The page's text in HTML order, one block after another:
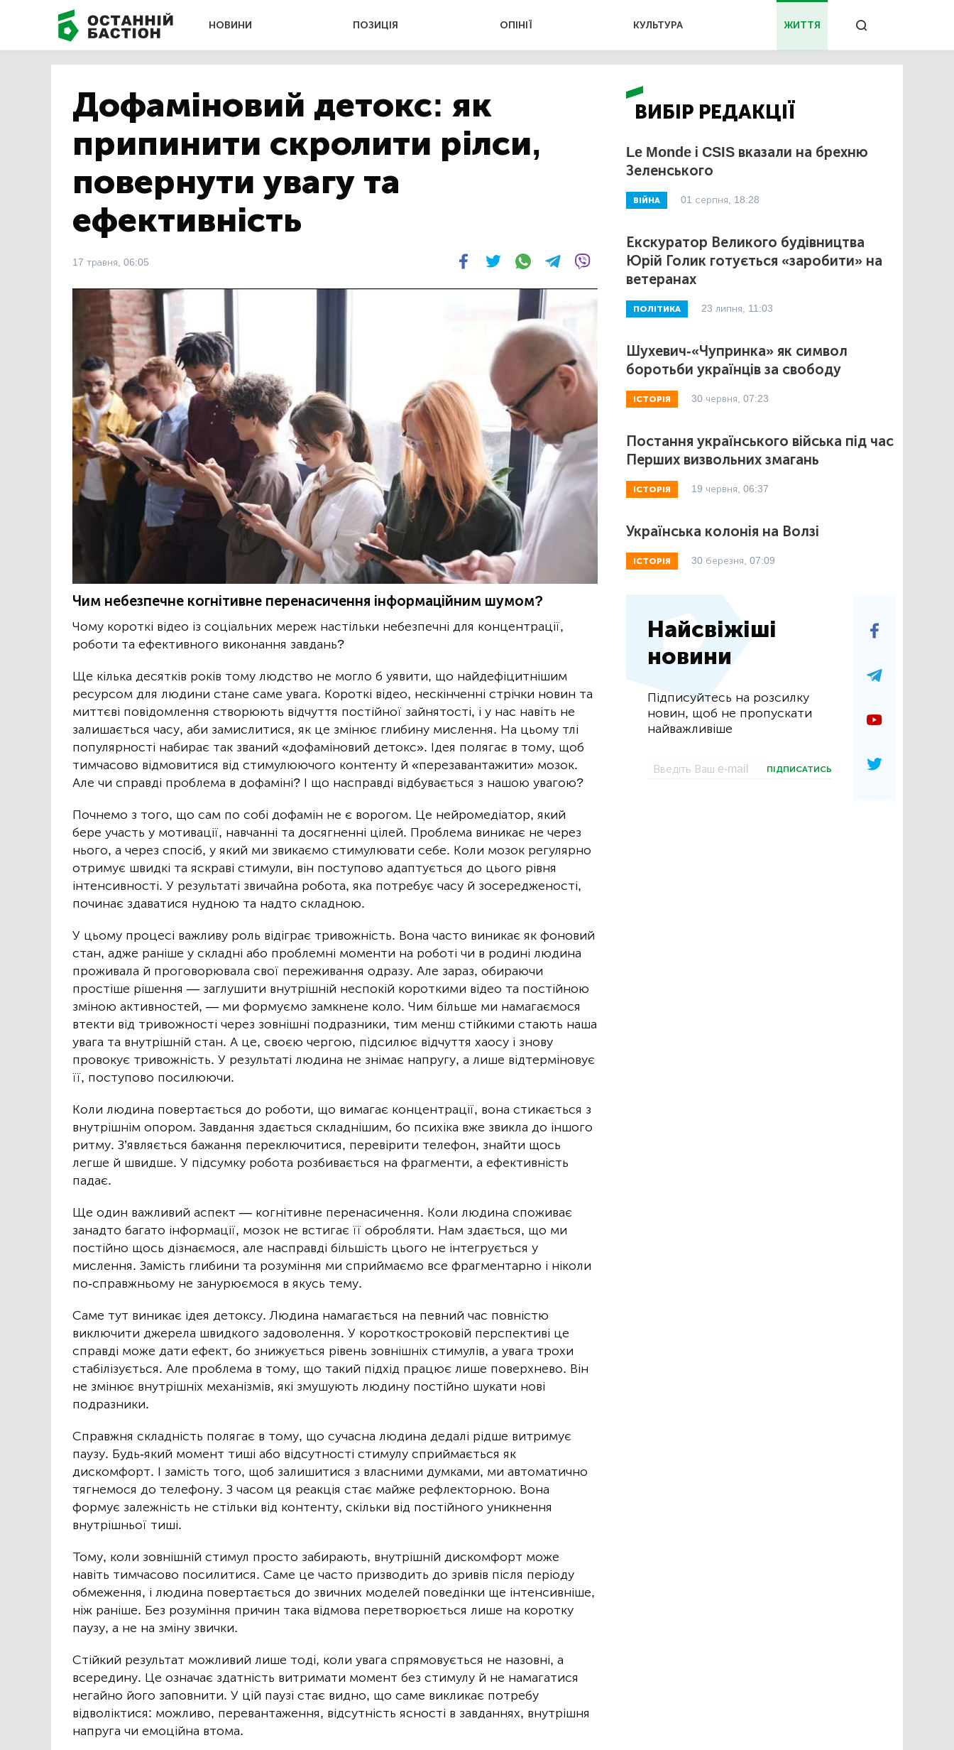
НОВИНИ ПОЗИЦІЯ ОПІНІЇ КУЛЬТУРА ЖИТТЯ
Дофаміновий детокс: як
припинити скролити рілси,
повернути увагу та
ефективність
17 травня, 06:05
Чим небезпечне когнітивне перенасичення інформаційним шумом?
Чому короткі відео із соціальних мереж настільки небезпечні для концентрації,
роботи та ефективного виконання завдань?
Ще кілька десятків років тому людство не могло б уявити, що найдефіцитнішим
ресурсом для людини стане саме увага. Короткі відео, нескінченні стрічки новин та
миттєві повідомлення створюють відчуття постійної зайнятості, і у нас навіть не
залишається часу, аби замислитися, як це змінює глибину мислення. На цьому тлі
популярності набирає так званий «дофаміновий детокс». Ідея полягає в тому, щоб
тимчасово відмовитися від стимулюючого контенту й «перезавантажити» мозок.
Але чи справді проблема в дофаміні? І що насправді відбувається з нашою увагою?
Почнемо з того, що сам по собі дофамін не є ворогом. Це нейромедіатор, який
бере участь у мотивації, навчанні та досягненні цілей. Проблема виникає не через
нього, а через спосіб, у який ми звикаємо стимулювати себе. Коли мозок регулярно
отримує швидкі та яскраві стимули, він поступово адаптується до цього рівня
інтенсивності. У результаті звичайна робота, яка потребує часу й зосередженості,
починає здаватися нудною та надто складною.
У цьому процесі важливу роль відіграє тривожність. Вона часто виникає як фоновий
стан, адже раніше у складні або проблемні моменти на роботі чи в родині людина
проживала й проговорювала свої переживання одразу. Але зараз, обираючи
простіше рішення — заглушити внутрішній неспокій короткими відео та постійною
зміною активностей, — ми формуємо замкнене коло. Чим більше ми намагаємося
втекти від тривожності через зовнішні подразники, тим менш стійкими стають наша
увага та внутрішній стан. А це, своєю чергою, підсилює відчуття хаосу і знову
провокує тривожність. У результаті людина не знімає напругу, а лише відтерміновує
її, поступово посилюючи.
Коли людина повертається до роботи, що вимагає концентрації, вона стикається з
внутрішнім опором. Завдання здається складнішим, бо психіка вже звикла до іншого
ритму. З’являється бажання переключитися, перевірити телефон, знайти щось
легше й швидше. У підсумку робота розбивається на фрагменти, а ефективність
падає.
Ще один важливий аспект — когнітивне перенасичення. Коли людина споживає
занадто багато інформації, мозок не встигає її обробляти. Нам здається, що ми
постійно щось дізнаємося, але насправді більшість цього не інтегрується у
мислення. Замість глибини та розуміння ми сприймаємо все фрагментарно і ніколи
по-справжньому не занурюємося в якусь тему.
Саме тут виникає ідея детоксу. Людина намагається на певний час повністю
виключити джерела швидкого задоволення. У короткостроковій перспективі це
справді може дати ефект, бо знижується рівень зовнішніх стимулів, а увага трохи
стабілізується. Але проблема в тому, що такий підхід працює лише поверхнево. Він
не змінює внутрішніх механізмів, які змушують людину постійно шукати нові
подразники.
Справжня складність полягає в тому, що сучасна людина дедалі рідше витримує
паузу. Будь-який момент тиші або відсутності стимулу сприймається як
дискомфорт. І замість того, щоб залишитися з власними думками, ми автоматично
тягнемося до телефону. З часом ця реакція стає майже рефлекторною. Вона
формує залежність не стільки від контенту, скільки від постійного уникнення
внутрішньої тиші.
Тому, коли зовнішній стимул просто забирають, внутрішній дискомфорт може
навіть тимчасово посилитися. Саме це часто призводить до зривів після періоду
обмеження, і людина повертається до звичних моделей поведінки ще інтенсивніше,
ніж раніше. Без розуміння причин така відмова перетворюється лише на коротку
паузу, а не на зміну звички.
Стійкий результат можливий лише тоді, коли увага спрямовується не назовні, а
всередину. Це означає здатність витримати момент без стимулу й не намагатися
негайно його заповнити. У цій паузі стає видно, що саме викликає потребу
відволіктися: можливо, перевантаження, відсутність ясності в завданнях, внутрішня
напруга чи емоційна втома.
ВИБІР РЕДАКЦІЇ
Le Monde і CSIS вказали на брехню
Зеленського
ВІЙНА 01 серпня, 18:28
Екскуратор Великого будівництва
Юрій Голик готується «заробити» на
ветеранах
ПОЛІТИКА 23 липня, 11:03
Шухевич-«Чупринка» як символ
боротьби українців за свободу
ІСТОРІЯ 30 червня, 07:23
Постання українського війська під час
Перших визвольних змагань
ІСТОРІЯ 19 червня, 06:37
Українська колонія на Волзі
ІСТОРІЯ 30 березня, 07:09
Найсвіжіші
новини
Підписуйтесь на розсилку
новин, щоб не пропускати
найважливіше
ПІДПИСАТИСЬ